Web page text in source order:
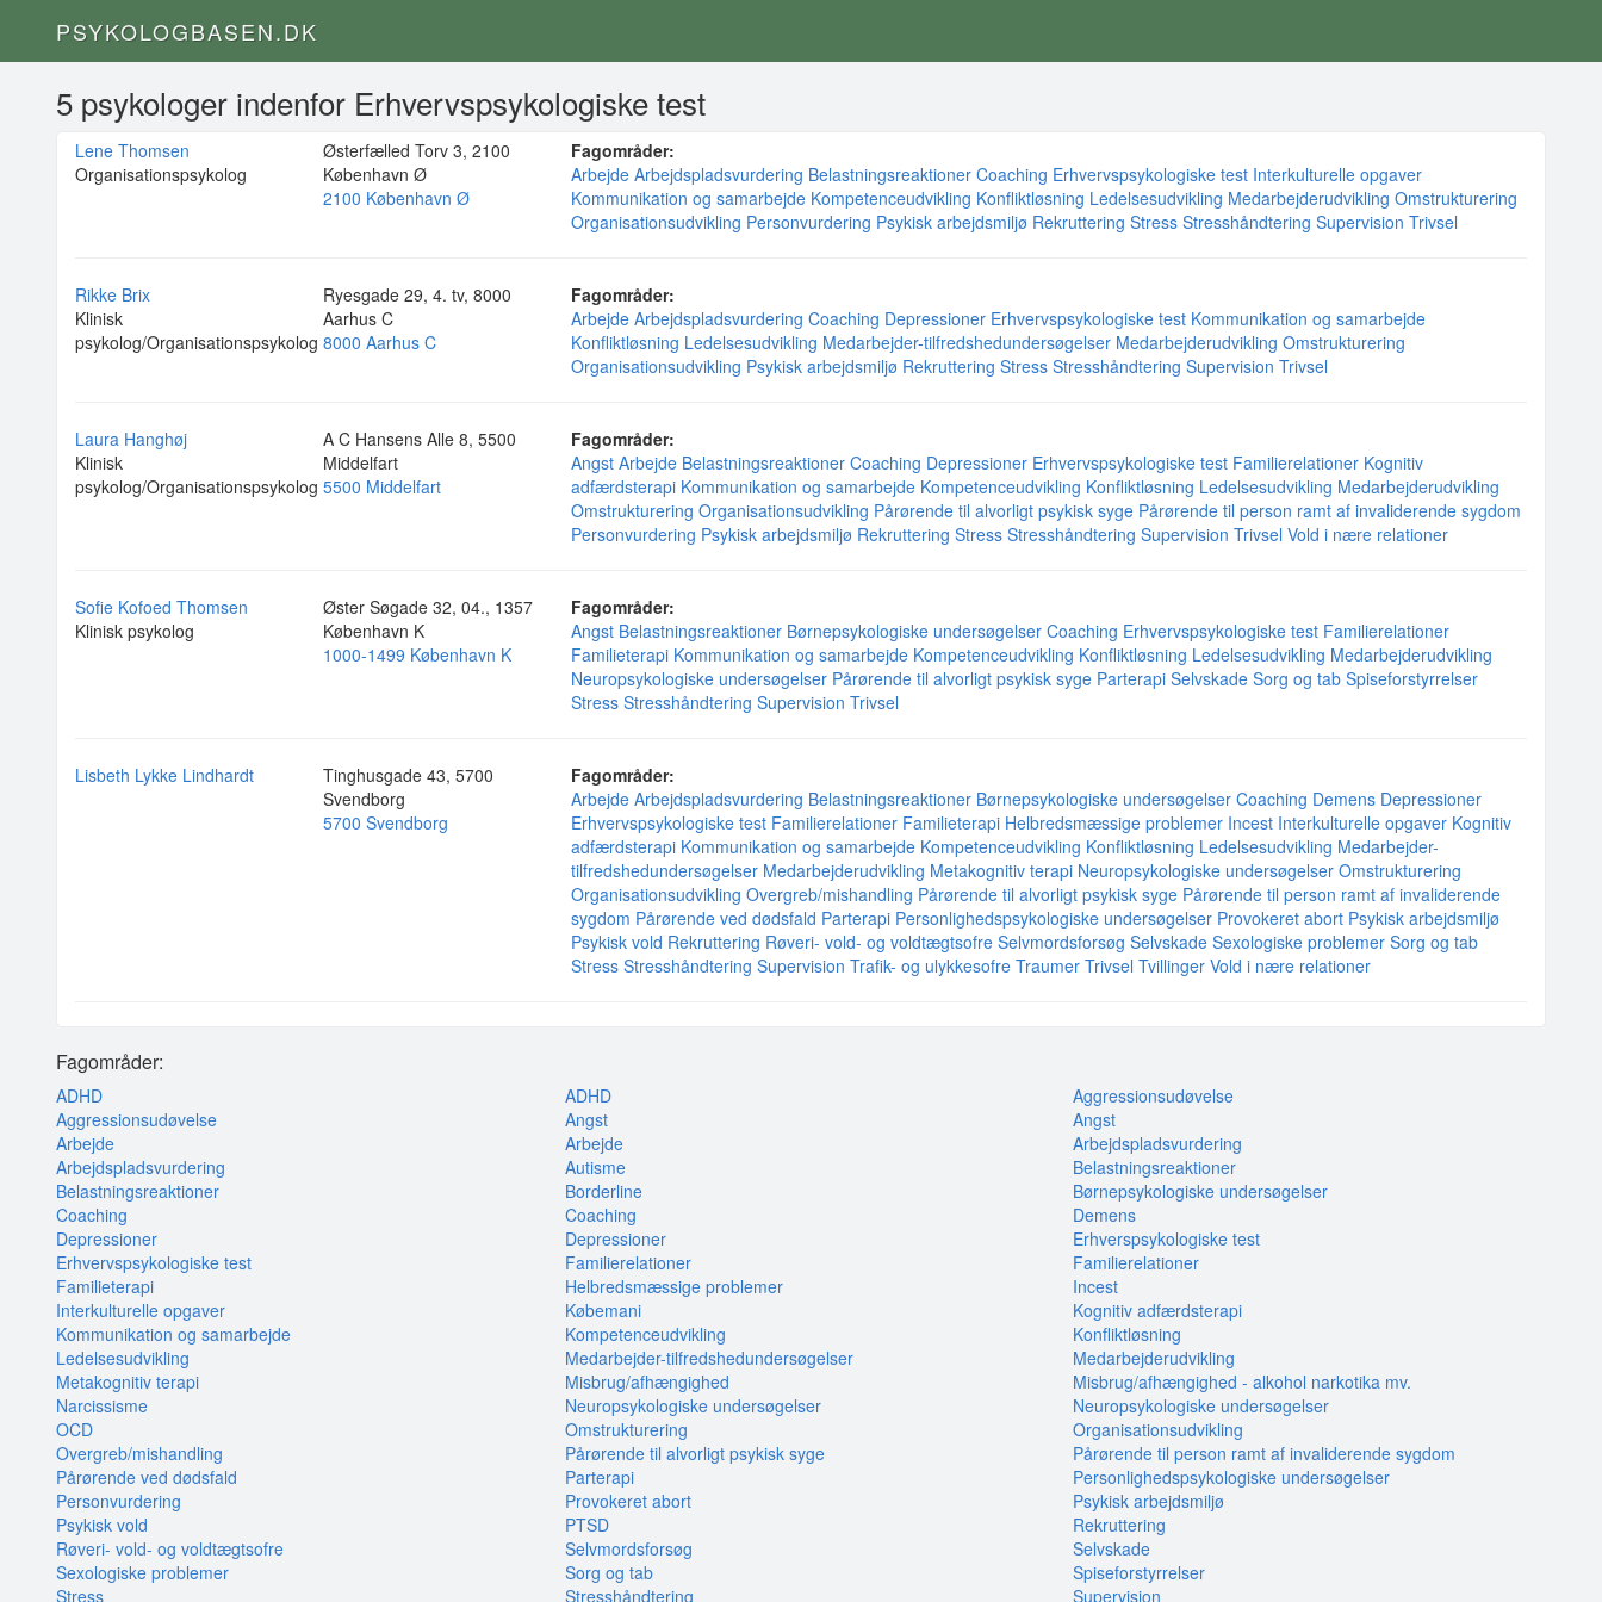
PSYKOLOGBASEN.DK
5 psykologer indenfor Erhvervspsykologiske test
Lene Thomsen
Organisationspsykolog
Østerfælled Torv 3, 2100
København Ø
2100 København Ø
Fagområder:
Arbejde Arbejdspladsvurdering Belastningsreaktioner Coaching Erhvervspsykologiske test Interkulturelle opgaver
Kommunikation og samarbejde Kompetenceudvikling Konfliktløsning Ledelsesudvikling Medarbejderudvikling Omstrukturering
Organisationsudvikling Personvurdering Psykisk arbejdsmiljø Rekruttering Stress Stresshåndtering Supervision Trivsel
Rikke Brix
Klinisk
psykolog/Organisationspsykolog
Ryesgade 29, 4. tv, 8000
Aarhus C
8000 Aarhus C
Fagområder:
Arbejde Arbejdspladsvurdering Coaching Depressioner Erhvervspsykologiske test Kommunikation og samarbejde
Konfliktløsning Ledelsesudvikling Medarbejder-tilfredshedundersøgelser Medarbejderudvikling Omstrukturering
Organisationsudvikling Psykisk arbejdsmiljø Rekruttering Stress Stresshåndtering Supervision Trivsel
Laura Hanghøj
Klinisk
psykolog/Organisationspsykolog
A C Hansens Alle 8, 5500
Middelfart
5500 Middelfart
Fagområder:
Angst Arbejde Belastningsreaktioner Coaching Depressioner Erhvervspsykologiske test Familierelationer Kognitiv
adfærdsterapi Kommunikation og samarbejde Kompetenceudvikling Konfliktløsning Ledelsesudvikling Medarbejderudvikling
Omstrukturering Organisationsudvikling Pårørende til alvorligt psykisk syge Pårørende til person ramt af invaliderende sygdom
Personvurdering Psykisk arbejdsmiljø Rekruttering Stress Stresshåndtering Supervision Trivsel Vold i nære relationer
Sofie Kofoed Thomsen
Klinisk psykolog
Øster Søgade 32, 04., 1357
København K
1000-1499 København K
Fagområder:
Angst Belastningsreaktioner Børnepsykologiske undersøgelser Coaching Erhvervspsykologiske test Familierelationer
Familieterapi Kommunikation og samarbejde Kompetenceudvikling Konfliktløsning Ledelsesudvikling Medarbejderudvikling
Neuropsykologiske undersøgelser Pårørende til alvorligt psykisk syge Parterapi Selvskade Sorg og tab Spiseforstyrrelser
Stress Stresshåndtering Supervision Trivsel
Lisbeth Lykke Lindhardt
Tinghusgade 43, 5700
Svendborg
5700 Svendborg
Fagområder:
Arbejde Arbejdspladsvurdering Belastningsreaktioner Børnepsykologiske undersøgelser Coaching Demens Depressioner
Erhvervspsykologiske test Familierelationer Familieterapi Helbredsmæssige problemer Incest Interkulturelle opgaver Kognitiv
adfærdsterapi Kommunikation og samarbejde Kompetenceudvikling Konfliktløsning Ledelsesudvikling Medarbejder-
tilfredshedundersøgelser Medarbejderudvikling Metakognitiv terapi Neuropsykologiske undersøgelser Omstrukturering
Organisationsudvikling Overgreb/mishandling Pårørende til alvorligt psykisk syge Pårørende til person ramt af invaliderende
sygdom Pårørende ved dødsfald Parterapi Personlighedspsykologiske undersøgelser Provokeret abort Psykisk arbejdsmiljø
Psykisk vold Rekruttering Røveri- vold- og voldtægtsofre Selvmordsforsøg Selvskade Sexologiske problemer Sorg og tab
Stress Stresshåndtering Supervision Trafik- og ulykkesofre Traumer Trivsel Tvillinger Vold i nære relationer
Fagområder:
ADHD ADHD
Aggressionsudøvelse
Aggressionsudøvelse
Angst
Angst
Arbejde
Arbejde
Arbejdspladsvurdering
Arbejdspladsvurdering
Autisme
Belastningsreaktioner
Belastningsreaktioner
Borderline
Børnepsykologiske undersøgelser
Coaching
Coaching
Demens
Depressioner
Depressioner
Erhverspsykologiske test
Erhvervspsykologiske test
Familierelationer
Familierelationer
Familieterapi
Helbredsmæssige problemer
Incest
Interkulturelle opgaver
Købemani
Kognitiv adfærdsterapi
Kommunikation og samarbejde
Kompetenceudvikling
Konfliktløsning
Ledelsesudvikling
Medarbejder-tilfredshedundersøgelser
Medarbejderudvikling
Metakognitiv terapi
Misbrug/afhængighed
Misbrug/afhængighed - alkohol narkotika mv.
Narcissisme
Neuropsykologiske undersøgelser
Neuropsykologiske undersøgelser
OCD
Omstrukturering
Organisationsudvikling
Overgreb/mishandling
Pårørende til alvorligt psykisk syge
Pårørende til person ramt af invaliderende sygdom
Pårørende ved dødsfald
Parterapi
Personlighedspsykologiske undersøgelser
Personvurdering
Provokeret abort
Psykisk arbejdsmiljø
Psykisk vold
PTSD
Rekruttering
Røveri- vold- og voldtægtsofre
Selvmordsforsøg
Selvskade
Sexologiske problemer
Sorg og tab
Spiseforstyrrelser
Stress
Stresshåndtering Supervision